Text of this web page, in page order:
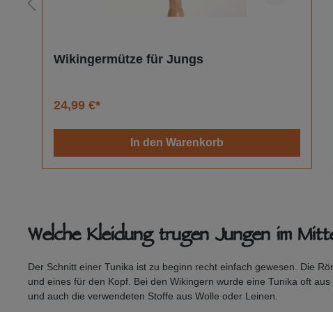
Wikingermütze für Jungs
24,99 €*
In den Warenkorb
Welche Kleidung trugen Jungen im
Der Schnitt einer Tunika ist zu beginn recht einfach gewesen. Die
und eines für den Kopf. Bei den Wikingern wurde eine Tunika oft
und auch die verwendeten Stoffe aus Wolle oder Leinen.